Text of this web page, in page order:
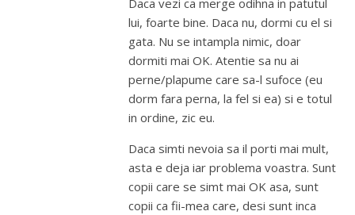
Daca vezi ca merge odihna in patutul
lui, foarte bine. Daca nu, dormi cu el si
gata. Nu se intampla nimic, doar
dormiti mai OK. Atentie sa nu ai
perne/plapume care sa-l sufoce (eu
dorm fara perna, la fel si ea) si e totul
in ordine, zic eu.
Daca simti nevoia sa il porti mai mult,
asta e deja iar problema voastra. Sunt
copii care se simt mai OK asa, sunt
copii ca fii-mea care, desi sunt inca